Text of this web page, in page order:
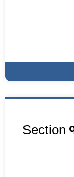
Section